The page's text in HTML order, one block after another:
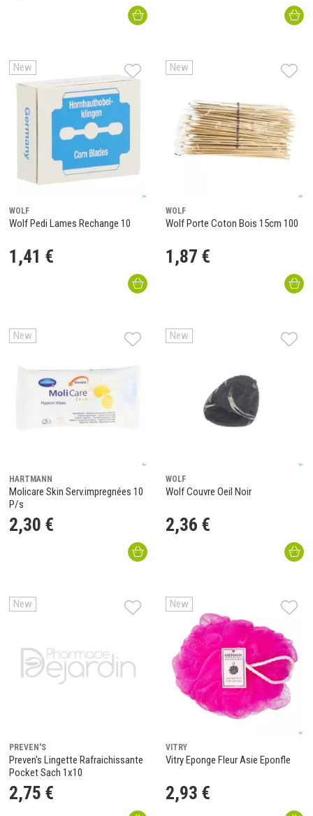
New
WOLF
Wolf Pedi Lames Rechange 10
1 ,41 €
New
WOLF
Wolf Porte Coton Bois 15cm 100
1 ,87 €
New
HARTMANN
Molicare Skin Serv.impregnées 10
P/s
2,30 €
New
WOLF
Wolf Couvre Oeil Noir
2,36 €
New
PREVEN'S
Preven's Lingette Rafraichissante
Pocket Sach 1x10
2,75 €
New
VITRY
Vitry Eponge Fleur Asie Eponfle
2,93 €